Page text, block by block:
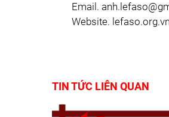
Email.
Website. lefaso.org.vn
TIN TỨC LIÊN QUAN